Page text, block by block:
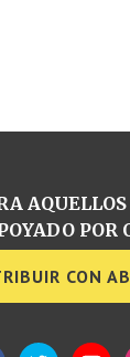
CON